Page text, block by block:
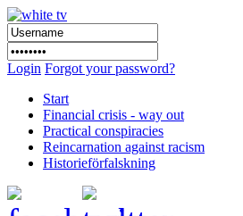
Login Forgot your password?
Start
Financial crisis - way out
Practical conspiracies
Reincarnation against racism
Historieförfalskning